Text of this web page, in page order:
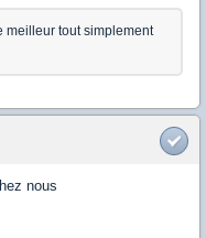
meilleur tout simplement
nous